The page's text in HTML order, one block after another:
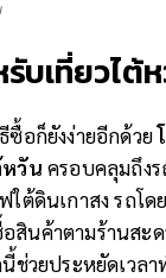
บเที่ยวไต้
ซื้อก็ยังง่ายอีกด้วย
วัน ครอบคลุมถึง
ต้ดินเกาสง รถโด
สินค้าตามร้านสะ
ช่วยประหยัดเวล